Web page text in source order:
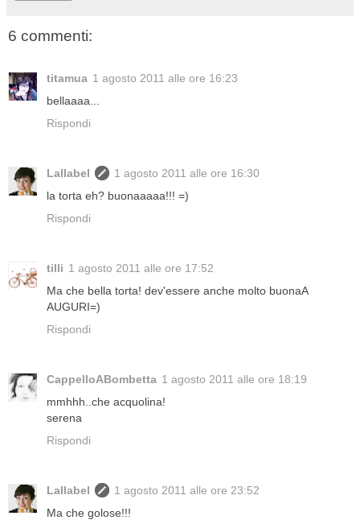
6 commenti:
titamua 1 agosto 2011 alle ore 16:23
bellaaaa...
Rispondi
Lallabel
1 agosto 2011 alle ore 16:30
la torta eh? buonaaaaa!!! =)
Rispondi
tilli 1 agosto 2011 alle ore 17:52
Ma che bella torta! dev'essere anche molto buonaA
AUGURI=)
Rispondi
CappelloABombetta 1 agosto 2011 alle ore 18:19
mmhhh..che acquolina!
serena
Rispondi
Lallabel
1 agosto 2011 alle ore 23:52
Ma che golose!!!